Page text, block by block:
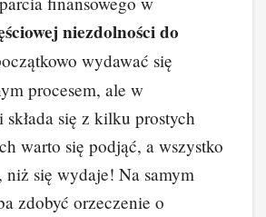
er
e
st
k
e
dI
n
d
di
t
o
p
p
y
Li
k
niezdolności do
wydawać się
procesem, ale w
się z kilku prostych
warto się podjąć, a wszystko
niż się wydaje! Na samym
zdobyć orzeczenie o